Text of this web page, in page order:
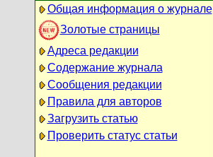
Общая информация о журнале
Золотые страницы
Адреса редакции
Содержание журнала
Сообщения редакции
Правила для авторов
Загрузить статью
Проверить статус статьи